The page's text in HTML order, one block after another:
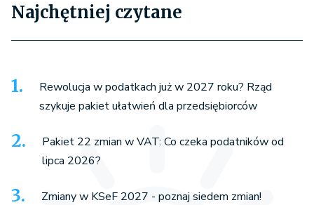
Najchętniej czytane
Rewolucja w podatkach już w 2027 roku? Rząd
szykuje pakiet ułatwień dla przedsiębiorców
Pakiet 22 zmian w VAT: Co czeka podatników od
lipca 2026?
Zmiany w KSeF 2027 - poznaj siedem zmian!